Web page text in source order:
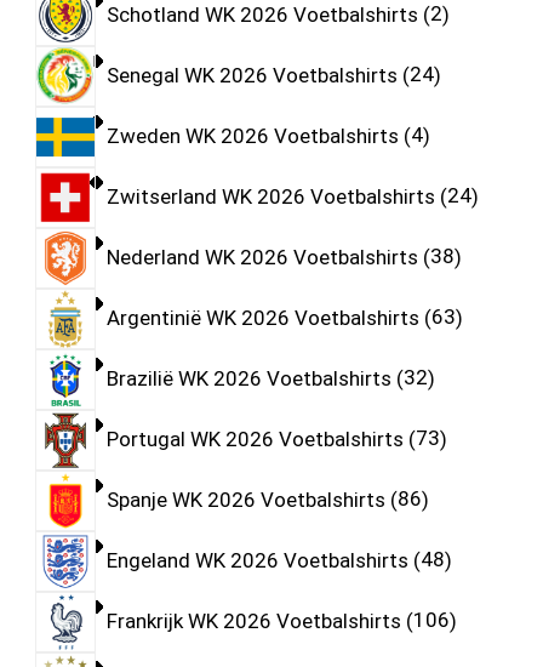
Schotland WK 2026 Voetbalshirts 2
Senegal WK 2026 Voetbalshirts 24
Zweden WK 2026 Voetbalshirts 4
Zwitserland WK 2026 Voetbalshirts 24
Nederland WK 2026 Voetbalshirts 38
Argentinië WK 2026 Voetbalshirts 63
Brazilië WK 2026 Voetbalshirts 32
Portugal WK 2026 Voetbalshirts 73
Spanje WK 2026 Voetbalshirts 86
Engeland WK 2026 Voetbalshirts 48
Frankrijk WK 2026 Voetbalshirts 106